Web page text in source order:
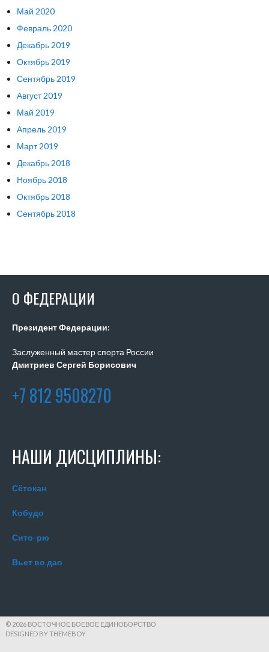
Май 2020
Февраль 2020
Декабрь 2019
Октябрь 2019
Сентябрь 2019
Август 2019
Май 2019
Апрель 2019
Март 2019
Декабрь 2018
Ноябрь 2018
Октябрь 2018
Сентябрь 2018
О ФЕДЕРАЦИИ
Президент Федерации:
Заслуженный мастер спорта России
Дмитриев Сергей Борисович
+7 812 9508270
НАШИ ДИСЦИПЛИНЫ:
Сётокан
Кобудо
Сито-рю
Вьет во дао
© 2026 ВОСТОЧНОЕ БОЕВОЕ ЕДИНОБОРСТВО
DESIGNED BY THEMEBOY